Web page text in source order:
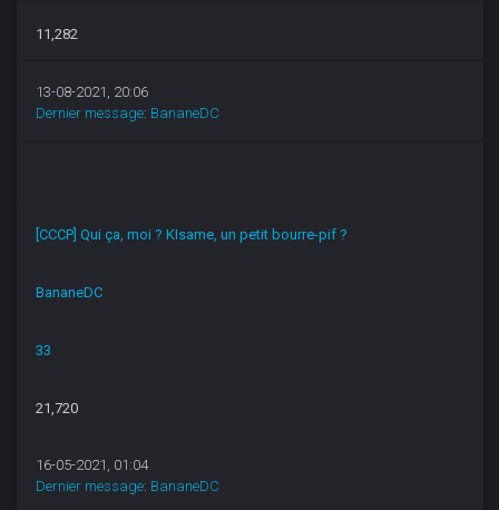
11,282
13-08-2021, 20:06
Dernier message: BananeDC
[CCCP] Qui ça, moi ? KIsame, un petit bourre-pif ?
BananeDC
33
21,720
16-05-2021, 01:04
Dernier message: BananeDC